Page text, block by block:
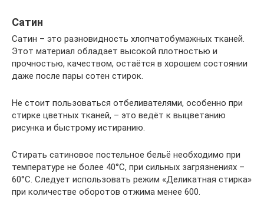
Сатин
Сатин – это разновидность хлопчатобумажных тканей.
Этот материал обладает высокой плотностью и
прочностью, качеством, остаётся в хорошем состоянии
даже после пары сотен стирок.
Не стоит пользоваться отбеливателями, особенно при
стирке цветных тканей, – это ведёт к выцветанию
рисунка и быстрому истиранию.
Стирать сатиновое постельное бельё необходимо при
температуре не более 40°C, при сильных загрязнениях –
60°C. Следует использовать режим «Деликатная стирка»
при количестве оборотов отжима менее 600.